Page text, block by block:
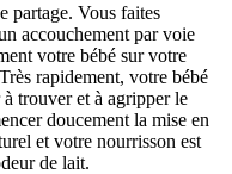
partage. Vous faites
accouchement par voie
votre bébé sur votre
rapidement, votre bébé
trouver et à agripper le
doucement la mise en
et votre nourrisson est
de lait.